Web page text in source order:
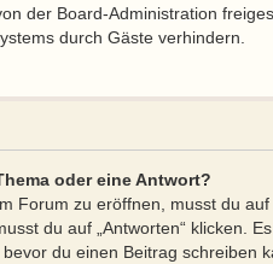
der Board-Administration
durch Gäste verhindern.
oder eine Antwort?
Forum zu eröffnen, musst du
du auf „Antworten“ klicken.
du einen Beitrag schreiben